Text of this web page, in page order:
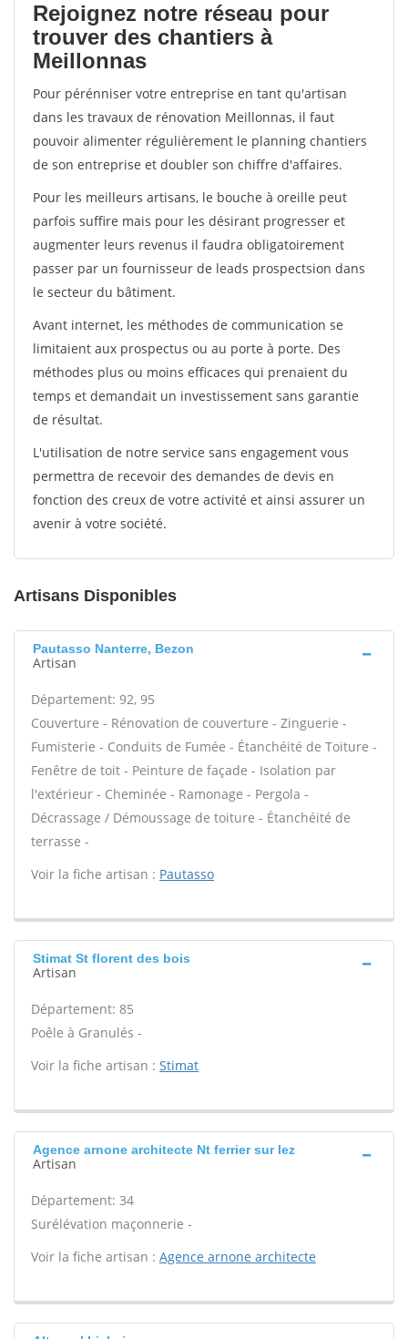
Rejoignez notre réseau pour
trouver des chantiers à
Meillonnas
Pour pérénniser votre entreprise en tant qu'artisan
dans les travaux de rénovation Meillonnas, il faut
pouvoir alimenter régulièrement le planning chantiers
de son entreprise et doubler son chiffre d'affaires.
Pour les meilleurs artisans, le bouche à oreille peut
parfois suffire mais pour les désirant progresser et
augmenter leurs revenus il faudra obligatoirement
passer par un fournisseur de leads prospectsion dans
le secteur du bâtiment.
Avant internet, les méthodes de communication se
limitaient aux prospectus ou au porte à porte. Des
méthodes plus ou moins efficaces qui prenaient du
temps et demandait un investissement sans garantie
de résultat.
L'utilisation de notre service sans engagement vous
permettra de recevoir des demandes de devis en
fonction des creux de votre activité et ainsi assurer un
avenir à votre société.
Artisans Disponibles
Pautasso Nanterre, Bezon
Artisan
Département: 92, 95
Couverture - Rénovation de couverture - Zinguerie -
Fumisterie - Conduits de Fumée - Étanchéité de Toiture -
Fenêtre de toit - Peinture de façade - Isolation par
l'extérieur - Cheminée - Ramonage - Pergola -
Décrassage / Démoussage de toiture - Étanchéité de
terrasse -
Voir la fiche artisan : Pautasso
Stimat St florent des bois
Artisan
Département: 85
Poêle à Granulés -
Voir la fiche artisan : Stimat
Agence arnone architecte Nt ferrier sur lez
Artisan
Département: 34
Surélévation maçonnerie -
Voir la fiche artisan : Agence arnone architecte